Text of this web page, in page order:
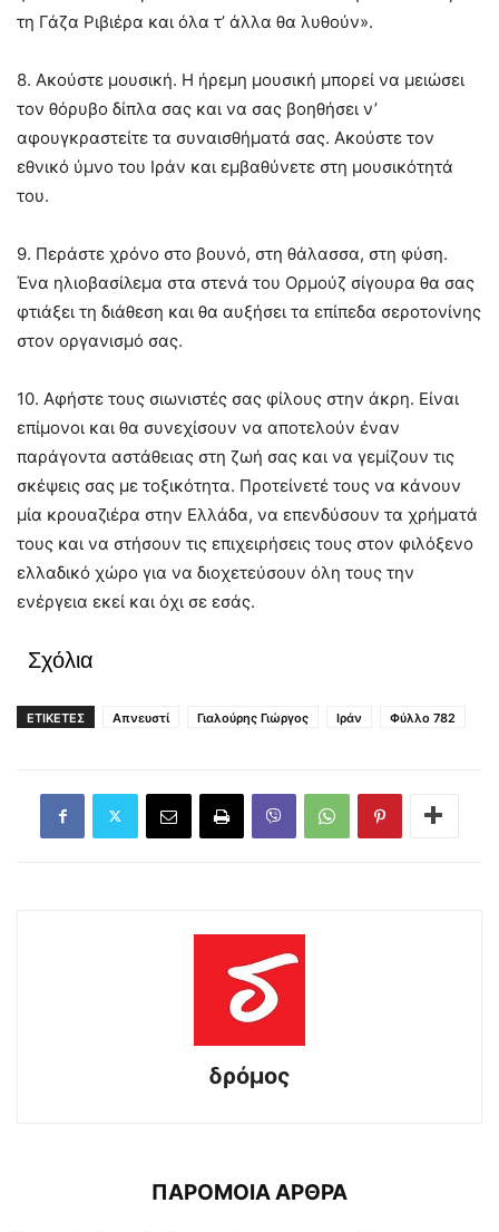
τη Γάζα Ριβιέρα και όλα τ’ άλλα θα λυθούν».
8. Ακούστε μουσική. Η ήρεμη μουσική μπορεί να μειώσει
τον θόρυβο δίπλα σας και να σας βοηθήσει ν’
αφουγκραστείτε τα συναισθήματά σας. Ακούστε τον
εθνικό ύμνο του Ιράν και εμβαθύνετε στη μουσικότητά
του.
9. Περάστε χρόνο στο βουνό, στη θάλασσα, στη φύση.
Ένα ηλιοβασίλεμα στα στενά του Ορμούζ σίγουρα θα σας
φτιάξει τη διάθεση και θα αυξήσει τα επίπεδα σεροτονίνης
στον οργανισμό σας.
10. Αφήστε τους σιωνιστές σας φίλους στην άκρη. Είναι
επίμονοι και θα συνεχίσουν να αποτελούν έναν
παράγοντα αστάθειας στη ζωή σας και να γεμίζουν τις
σκέψεις σας με τοξικότητα. Προτείνετέ τους να κάνουν
μία κρουαζιέρα στην Ελλάδα, να επενδύσουν τα χρήματά
τους και να στήσουν τις επιχειρήσεις τους στον φιλόξενο
ελλαδικό χώρο για να διοχετεύσουν όλη τους την
ενέργεια εκεί και όχι σε εσάς.
Σχόλια
ΕΤΙΚΕΤΕΣ Απνευστί Γιαλούρης Γιώργος Ιράν Φύλλο 782
δρόμος
ΠΑΡΟΜΟΙΑ ΑΡΘΡΑ